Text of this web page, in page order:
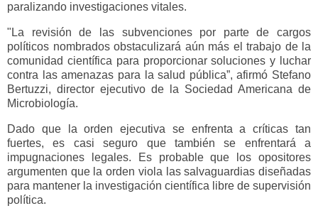
paralizando investigaciones vitales.
"La revisión de las subvenciones por parte de cargos
políticos nombrados obstaculizará aún más el trabajo de la
comunidad científica para proporcionar soluciones y luchar
contra las amenazas para la salud pública”, afirmó Stefano
Bertuzzi, director ejecutivo de la Sociedad Americana de
Microbiología.
Dado que la orden ejecutiva se enfrenta a críticas tan
fuertes, es casi seguro que también se enfrentará a
impugnaciones legales. Es probable que los opositores
argumenten que la orden viola las salvaguardias diseñadas
para mantener la investigación científica libre de supervisión
política.